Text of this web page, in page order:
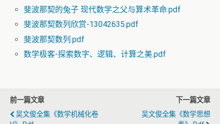
斐波那契的兔子 现代数学之父与算术革命.pdf
斐波那契数列欣赏-13042635.pdf
斐波那契数列.pdf
数学极客-探索数字、逻辑、计算之美.pdf
前一篇文章
吴文俊全集《数学机械化卷
下一篇文章
吴文俊全集《数学思想